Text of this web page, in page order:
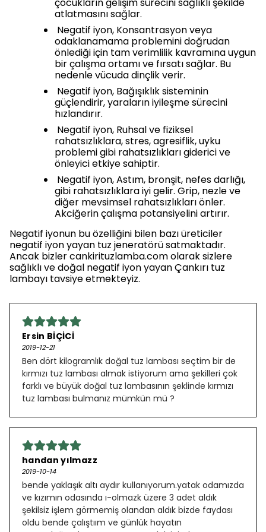
atlatmasını sağlar.
Negatif iyon, Konsantrasyon veya
odaklanamama problemini doğrudan
önlediği için tam verimlilik kavramına uygun
bir çalışma ortamı ve fırsatı sağlar. Bu
nedenle vücuda dinçlik verir.
Negatif iyon, Bağışıklık sisteminin
güçlendirir, yaraların iyileşme sürecini
hızlandırır.
Negatif iyon, Ruhsal ve fiziksel
rahatsızlıklara, stres, agresiflik, uyku
problemi gibi rahatsızlıkları giderici ve
önleyici etkiye sahiptir.
Negatif iyon, Astım, bronşit, nefes darlığı,
gibi rahatsızlıklara iyi gelir. Grip, nezle ve
diğer mevsimsel rahatsızlıkları önler.
Akciğerin çalışma potansiyelini artırır.
Negatif iyonun bu özelliğini bilen bazı üreticiler
negatif iyon yayan tuz jeneratörü satmaktadır.
Ancak bizler cankirituzlamba.com olarak sizlere
sağlıklı ve doğal negatif iyon yayan Çankırı tuz
lambayı tavsiye etmekteyiz.
Ersin BİÇİCİ
2019-12-21
Ben dört kilogramlık doğal tuz lambası seçtim bir de
kırmızı tuz lambası almak istiyorum ama şekilleri çok
farklı ve büyük doğal tuz lambasının şeklinde kırmızı
tuz lambası bulmanız mümkün mü ?
handan yılmazz
2019-10-14
bende yaklaşık altı aydır kullanıyorum.yatak odamızda
ve kızımın odasında ı-olmazk üzere 3 adet aldık
şekilsiz işlem görmemiş olandan aldık bizde faydası
oldu bende çalıştıım ve günlük hayatın